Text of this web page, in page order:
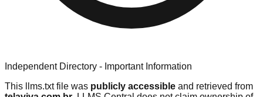
Independent Directory - Important Information
This llms.txt file was publicly accessible and retrieved from